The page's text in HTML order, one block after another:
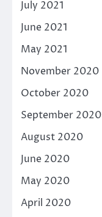
July 2021
June 2021
May 2021
November 2020
October 2020
September 2020
August 2020
June 2020
May 2020
April 2020